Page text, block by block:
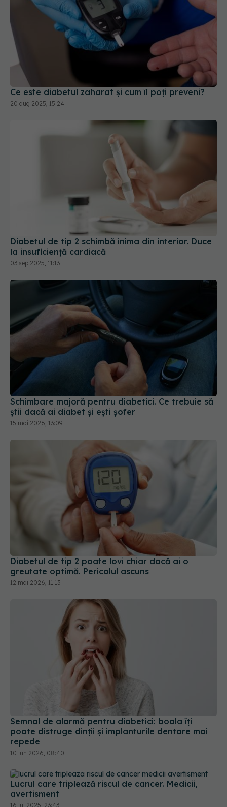
Ce este diabetul zaharat și cum îl poți preveni?
20 aug 2025, 15:24
Diabetul de tip 2 schimbă inima din interior. Duce
la insuficiență cardiacă
Schimbare majoră pentru diabetici. Ce trebuie să
știi dacă ai diabet și ești șofer
15 mai 2026, 13:09
Diabetul de tip 2 poate lovi chiar dacă ai o
greutate optimă. Pericolul ascuns
Semnal de alarmă pentru diabetici: boala îți
poate distruge dinții și implanturile dentare mai
10 iun 2026, 08:40
Lucrul care triplează riscul de cancer. Medicii,
avertisment